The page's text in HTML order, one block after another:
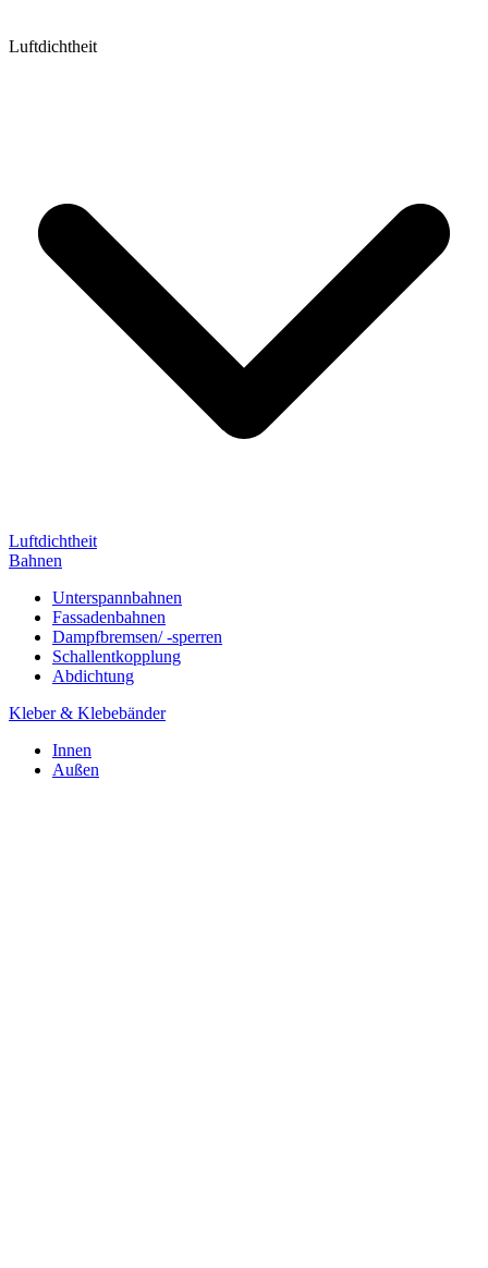
Luftdichtheit
Luftdichtheit
Bahnen
Unterspannbahnen
Fassadenbahnen
Dampfbremsen/ -sperren
Schallentkopplung
Abdichtung
Kleber & Klebebänder
Innen
Außen